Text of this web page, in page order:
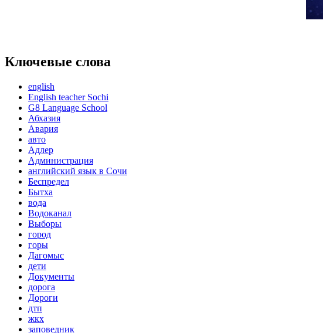
Ключевые слова
english
English teacher Sochi
G8 Language School
Абхазия
Авария
авто
Адлер
Администрация
английский язык в Сочи
Беспредел
Бытха
вода
Водоканал
Выборы
город
горы
Дагомыс
дети
Документы
дорога
Дороги
дтп
жкх
заповедник